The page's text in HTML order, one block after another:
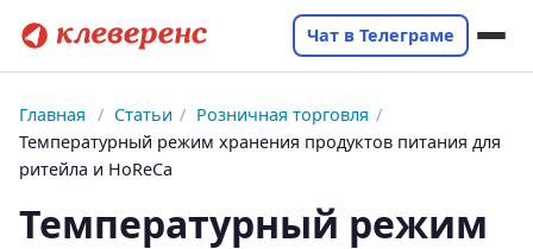
Чат в Телеграме
Главная / Статьи / Розничная торговля /
Температурный режим хранения продуктов питания для
ритейла и HoReCa
Температурный режим